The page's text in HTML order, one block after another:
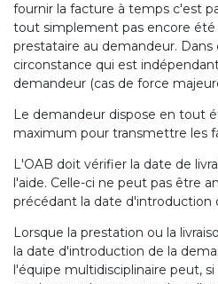
fournir la facture à temps c'est
tout simplement pas encore
prestataire au demandeur. Dans
circonstance qui est
demandeur (cas de force
Le demandeur dispose en tout
maximum pour transmettre les
L'OAB doit vérifier la date de
l'aide. Celle-ci ne peut pas être
précédant la date d'introduction
Lorsque la prestation ou la
la date d'introduction de la
l'équipe multidisciplinaire peut,